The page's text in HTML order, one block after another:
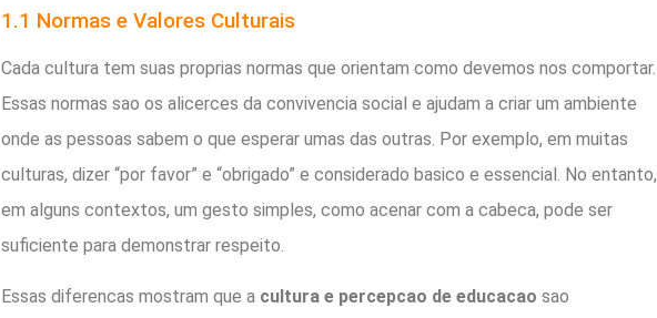
1.1 Normas e Valores Culturais
Cada cultura tem suas proprias normas que orientam como devemos nos comportar.
Essas normas sao os alicerces da convivencia social e ajudam a criar um ambiente
onde as pessoas sabem o que esperar umas das outras. Por exemplo, em muitas
culturas, dizer “por favor” e “obrigado” e considerado basico e essencial. No entanto,
em alguns contextos, um gesto simples, como acenar com a cabeca, pode ser
suficiente para demonstrar respeito.
Essas diferencas mostram que a cultura e percepcao de educacao sao